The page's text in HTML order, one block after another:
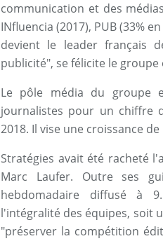
communication et des
INfluencia (2017), PUB (33%
devient le leader français
publicité", se félicite le
Le pôle média du groupe
journalistes pour un chiffre
2018. Il vise une croissance
Stratégies avait été racheté
Marc Laufer. Outre ses
hebdomadaire diffusé à
l'intégralité des équipes, soit
"préserver la compétition